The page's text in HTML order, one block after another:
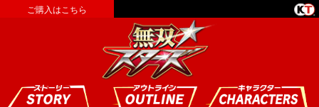
ご購入はこちら